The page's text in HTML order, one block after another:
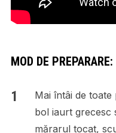
MOD DE PREPARARE:
Mai întâi de
bol iaurt grecesc
mărarul tocat,